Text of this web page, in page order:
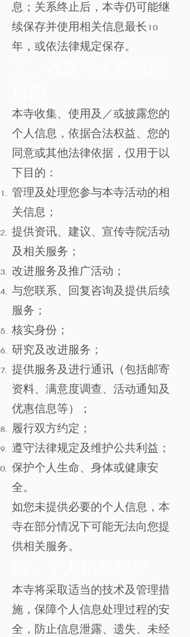
息；关系终止后，本寺仍可能继
续保存并使用相关信息最长10
年，或依法律规定保存。
本寺收集、使用及／或披露您的
个人信息，依据合法权益、您的
同意或其他法律依据，仅用于以
下目的：
管理及处理您参与本寺活动的相
关信息；
提供资讯、建议、宣传寺院活动
及相关服务；
改进服务及推广活动；
与您联系、回复咨询及提供后续
服务；
核实身份；
研究及改进服务；
提供服务及进行通讯（包括邮寄
资料、满意度调查、活动通知及
优惠信息等）；
履行双方约定；
遵守法律规定及维护公共利益；
保护个人生命、身体或健康安
全。
如您未提供必要的个人信息，本
寺在部分情况下可能无法向您提
供相关服务。
本寺将采取适当的技术及管理措
施，保障个人信息处理过程的安
全，防止信息泄露、遗失、未经